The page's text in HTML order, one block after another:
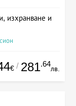
изхранване и
€ / 281.64
лв.